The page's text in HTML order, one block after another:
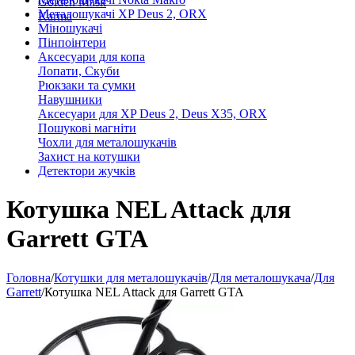
Karma
Металошукачі XP Deus 2, ORX
Міношукачі
Пінпоінтери
Аксесуари для копа
Лопати, Скуби
Рюкзаки та сумки
Навушники
Аксесуари для XP Deus 2, Deus X35, ORX
Пошукові магніти
Чохли для металошукачів
Захист на котушки
Детектори жучків
Котушка NEL Attack для
Garrett GTA
Головна/Котушки для металошукачів/Для металошукача/Для
Garrett/Котушка NEL Attack для Garrett GTA